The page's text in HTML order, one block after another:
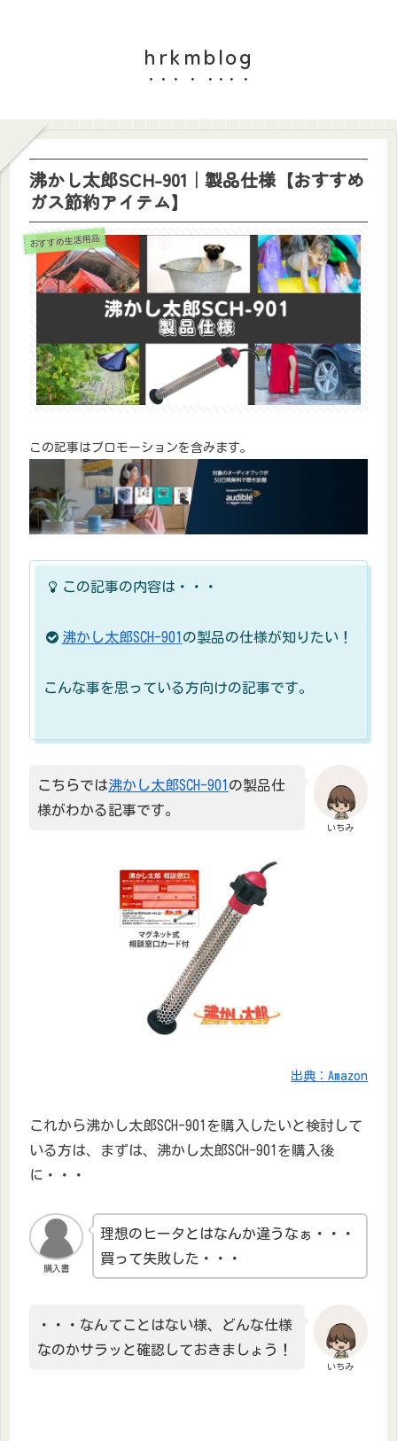
hrkmblog
沸かし太郎SCH-901｜製品仕様【おすすめ
ガス節約アイテム】
おすすめ生活用品
この記事はプロモーションを含みます。
この記事の内容は・・・
沸かし太郎SCH-901 の製品の仕様が知りたい！
こんな事を思っている方向けの記事です。
いちみ
こちらでは沸かし太郎SCH-901 の製品仕
様がわかる記事です。
出典：Amazon
これから沸かし太郎SCH-901を購入したいと検討して
いる方は、まずは、沸かし太郎SCH-901を購入後
に・・・
購入書
理想のヒータとはなんか違うなぁ・・・
買って失敗した・・・
いちみ
・・・なんてことはない様、どんな仕様
なのかサラッと確認しておきましょう！